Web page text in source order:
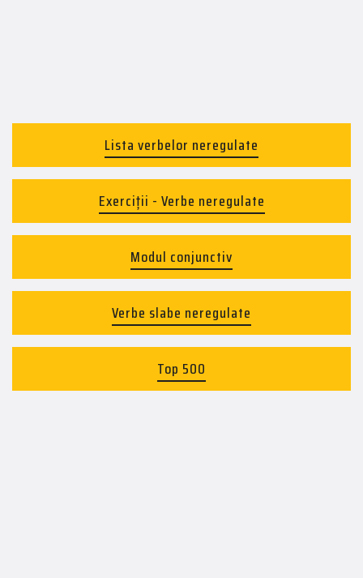
Lista verbelor neregulate
Exerciții - Verbe neregulate
Modul conjunctiv
Verbe slabe neregulate
Top 500